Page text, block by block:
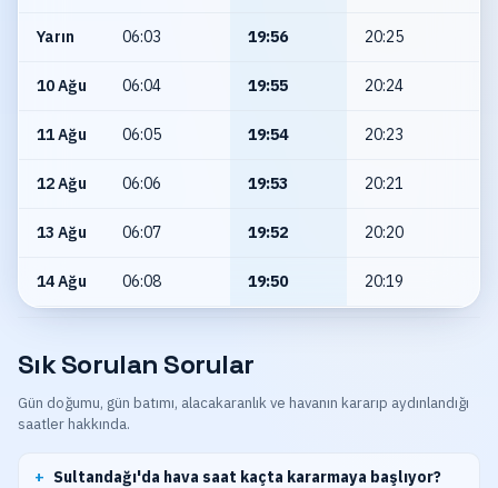
Yarın 06:03 19:56 20:25
10 Ağu 06:04 19:55 20:24
11 Ağu 06:05 19:54 20:23
12 Ağu 06:06 19:53 20:21
13 Ağu 06:07 19:52 20:20
14 Ağu 06:08 19:50 20:19
Sık Sorulan Sorular
Gün doğumu, gün batımı, alacakaranlık ve havanın kararıp aydınlandığı
saatler hakkında.
Sultandağı'da hava saat kaçta kararmaya başlıyor?